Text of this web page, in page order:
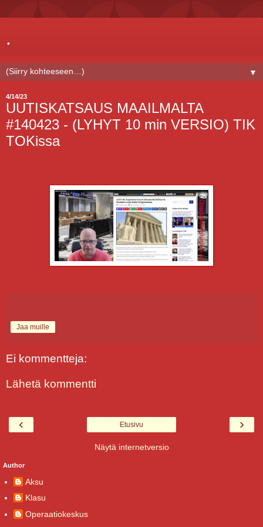
.
▼
4/14/23
UUTISKATSAUS MAAILMALTA
#140423 - (LYHYT 10 min VERSIO) TIK
TOKissa
Jaa muille
Ei kommentteja:
Lähetä kommentti
‹ ›
Etusivu
Näytä internetversio
Author
Aksu
Klasu
Operaatiokeskus